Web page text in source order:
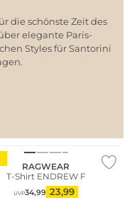
die schönste Zeit des
elegante Paris-
Styles für Santorini
RAGWEAR
T-Shirt ENDREW F
UVP34,99 23,99